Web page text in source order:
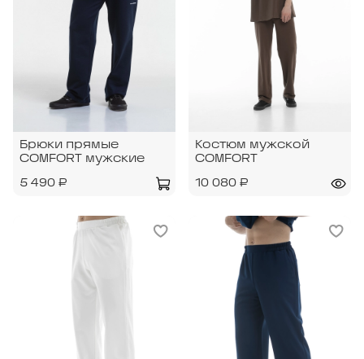
Брюки прямые
COMFORT мужские
5 490 ₽
Костюм мужской
COMFORT
10 080 ₽